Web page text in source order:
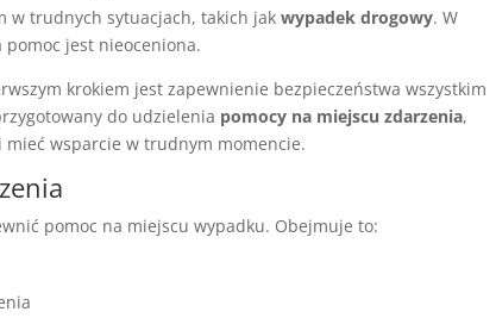
w trudnych sytuacjach, takich jak wypadek drogowy. W
jest nieoceniona.
krokiem jest zapewnienie bezpieczeństwa wszystkim
do udzielenia pomocy na miejscu zdarzenia,
wsparcie w trudnym momencie.
pomoc na miejscu wypadku. Obejmuje to: